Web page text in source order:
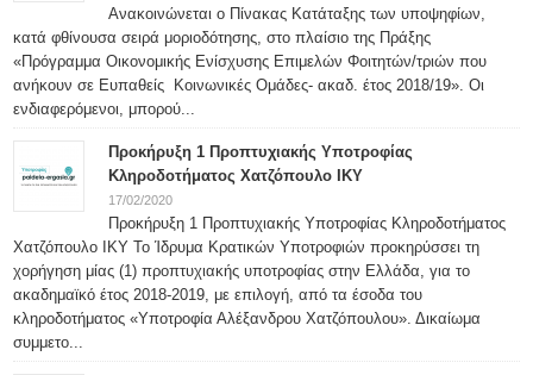
Ανακοινώνεται ο Πίνακας Κατάταξης των υποψηφίων,
κατά φθίνουσα σειρά μοριοδότησης, στο πλαίσιο της Πράξης
«Πρόγραμμα Οικονομικής Ενίσχυσης Επιμελών Φοιτητών/τριών που
ανήκουν σε Ευπαθείς Κοινωνικές Ομάδες- ακαδ. έτος 2018/19». Οι
ενδιαφερόμενοι, μπορού...
Προκήρυξη 1 Προπτυχιακής Υποτροφίας
Κληροδοτήματος Χατζόπουλο ΙΚΥ
17/02/2020
Προκήρυξη 1 Προπτυχιακής Υποτροφίας Κληροδοτήματος
Χατζόπουλο ΙΚΥ Το Ίδρυμα Κρατικών Υποτροφιών προκηρύσσει τη
χορήγηση μίας (1) προπτυχιακής υποτροφίας στην Ελλάδα, για το
ακαδημαϊκό έτος 2018-2019, με επιλογή, από τα έσοδα του
κληροδοτήματος «Υποτροφία Αλέξανδρου Χατζόπουλου». Δικαίωμα
συμμετο...